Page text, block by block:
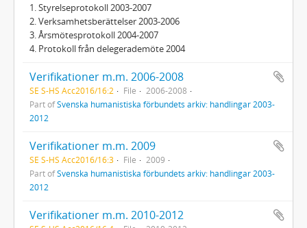
1. Styrelseprotokoll 2003-2007
2. Verksamhetsberättelser 2003-2006
3. Årsmötesprotokoll 2004-2007
4. Protokoll från delegerademöte 2004
Verifikationer m.m. 2006-2008
SE S-HS Acc2016/16:2 File
2006-2008
Part ofSvenska humanistiska förbundets arkiv: handlingar 2003-
2012
Verifikationer m.m. 2009
SE S-HS Acc2016/16:3 File
2009
Part ofSvenska humanistiska förbundets arkiv: handlingar 2003-
2012
Verifikationer m.m. 2010-2012